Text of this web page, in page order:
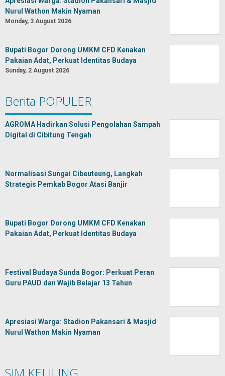
Nurul Wathon Makin Nyaman
Monday, 3 August 2026
Bupati Bogor Dorong UMKM CFD Kenakan
Pakaian Adat, Perkuat Identitas Budaya
Sunday, 2 August 2026
Berita POPULER
AGROMA Hadirkan Solusi Pengolahan Sampah
Digital di Cibitung Tengah
Normalisasi Sungai Cibeuteung, Langkah
Strategis Pemkab Bogor Atasi Banjir
Bupati Bogor Dorong UMKM CFD Kenakan
Pakaian Adat, Perkuat Identitas Budaya
Festival Budaya Sunda Bogor: Perkuat Peran
Guru PAUD dan Wajib Belajar 13 Tahun
Apresiasi Warga: Stadion Pakansari & Masjid
Nurul Wathon Makin Nyaman